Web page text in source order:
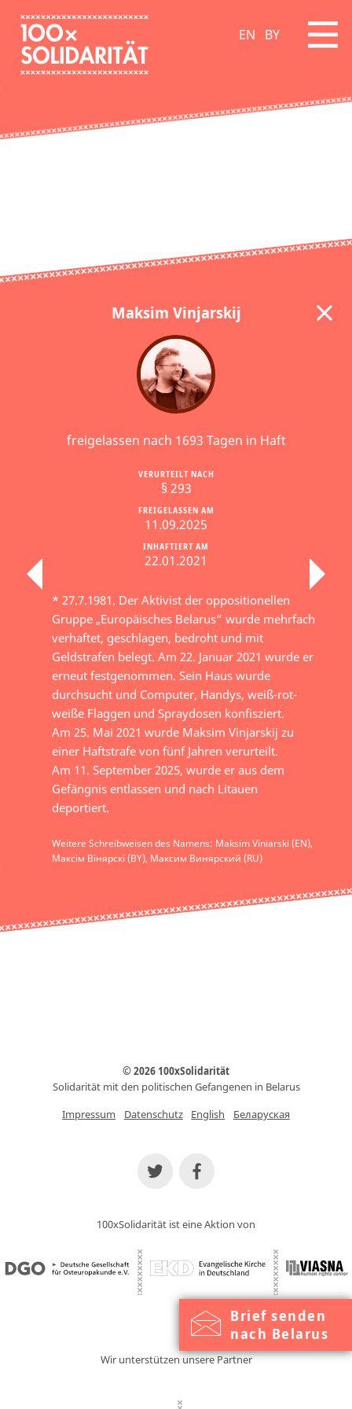
EN BY
Brief senden
nach Belarus
Maksim Vinjarskij
freigelassen nach 1693 Tagen in Haft
INHAFTIERT AM
22.01.2021
FREIGELASSEN AM
11.09.2025
VERURTEILT NACH
§ 293
* 27.7.1981. Der Aktivist der oppositionellen
Gruppe „Europäisches Belarus“ wurde mehrfach
verhaftet, geschlagen, bedroht und mit
Geldstrafen belegt. Am 22. Januar 2021 wurde er
erneut festgenommen. Sein Haus wurde
durchsucht und Computer, Handys, weiß-rot-
weiße Flaggen und Spraydosen konfisziert.
Am 25. Mai 2021 wurde Maksim Vinjarskij zu
einer Haftstrafe von fünf Jahren verurteilt.
Am 11. September 2025, wurde er aus dem
Gefängnis entlassen und nach Litauen
deportiert.
Weitere Schreibweisen des Namens: Maksim Viniarski (EN),
Максім Вінярскі (BY), Максим Винярский (RU)
© 2026 100xSolidarität
Solidarität mit den politischen Gefangenen in Belarus
Impressum
Datenschutz English Беларуская
100xSolidarität ist eine Aktion von
Wir unterstützen unsere Partner